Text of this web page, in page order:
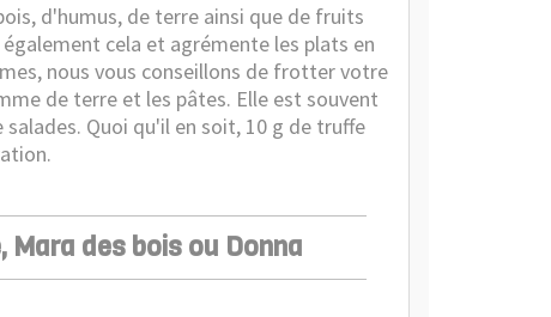
d'humus, de terre ainsi que de fruits
cela et agrémente les plats en
nous vous conseillons de frotter votre
de terre et les pâtes. Elle est souvent
Quoi qu'il en soit, 10 g de truffe
Mara des bois ou Donna